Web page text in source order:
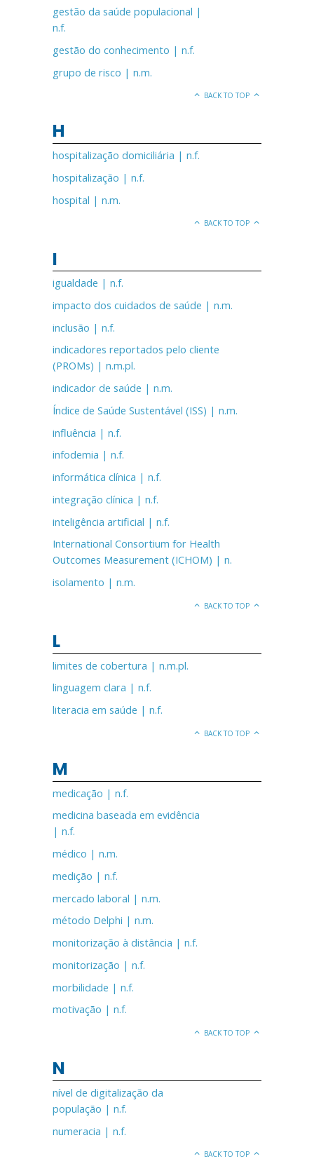
gestão da saúde populacional |
n.f.
gestão do conhecimento | n.f.
grupo de risco | n.m.
BACK TO TOP
H
hospitalização domiciliária | n.f.
hospitalização | n.f.
hospital | n.m.
BACK TO TOP
I
igualdade | n.f.
impacto dos cuidados de saúde | n.m.
inclusão | n.f.
indicadores reportados pelo cliente
(PROMs) | n.m.pl.
indicador de saúde | n.m.
Índice de Saúde Sustentável (ISS) | n.m.
influência | n.f.
infodemia | n.f.
informática clínica | n.f.
integração clínica | n.f.
inteligência artificial | n.f.
International Consortium for Health
Outcomes Measurement (ICHOM) | n.
isolamento | n.m.
BACK TO TOP
L
limites de cobertura | n.m.pl.
linguagem clara | n.f.
literacia em saúde | n.f.
BACK TO TOP
M
medicação | n.f.
medicina baseada em evidência
| n.f.
médico | n.m.
medição | n.f.
mercado laboral | n.m.
método Delphi | n.m.
monitorização à distância | n.f.
monitorização | n.f.
morbilidade | n.f.
motivação | n.f.
BACK TO TOP
N
nível de digitalização da
população | n.f.
numeracia | n.f.
BACK TO TOP